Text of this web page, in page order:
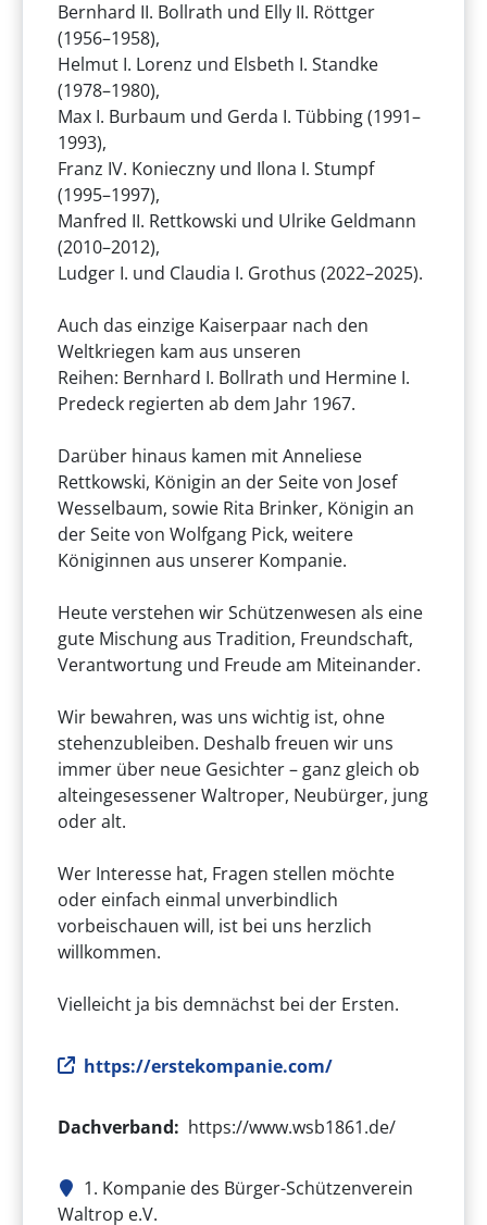
Bernhard II. Bollrath und Elly II. Röttger
(1956–1958),
Helmut I. Lorenz und Elsbeth I. Standke
(1978–1980),
Max I. Burbaum und Gerda I. Tübbing (1991–
1993),
Franz IV. Konieczny und Ilona I. Stumpf
(1995–1997),
Manfred II. Rettkowski und Ulrike Geldmann
(2010–2012),
Ludger I. und Claudia I. Grothus (2022–2025).
Auch das einzige Kaiserpaar nach den
Weltkriegen kam aus unseren
Reihen: Bernhard I. Bollrath und Hermine I.
Predeck regierten ab dem Jahr 1967.
Darüber hinaus kamen mit Anneliese
Rettkowski, Königin an der Seite von Josef
Wesselbaum, sowie Rita Brinker, Königin an
der Seite von Wolfgang Pick, weitere
Königinnen aus unserer Kompanie.
Heute verstehen wir Schützenwesen als eine
gute Mischung aus Tradition, Freundschaft,
Verantwortung und Freude am Miteinander.
Wir bewahren, was uns wichtig ist, ohne
stehenzubleiben. Deshalb freuen wir uns
immer über neue Gesichter – ganz gleich ob
alteingesessener Waltroper, Neubürger, jung
oder alt.
Wer Interesse hat, Fragen stellen möchte
oder einfach einmal unverbindlich
vorbeischauen will, ist bei uns herzlich
willkommen.
Vielleicht ja bis demnächst bei der Ersten.
Internetseite des Vereins
https://erstekompanie.com/
Dachverband https://www.wsb1861.de/
1. Kompanie des Bürger-Schützenverein
Waltrop e.V.